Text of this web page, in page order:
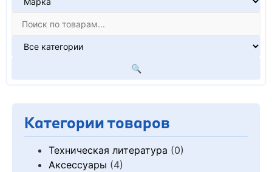
🔍
Категории товаров
Техническая литература (0)
Аксессуары (4)